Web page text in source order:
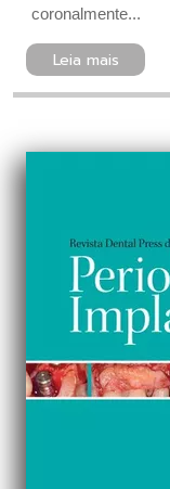
coronalmente...
Leia mais